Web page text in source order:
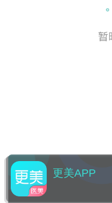
更美APP